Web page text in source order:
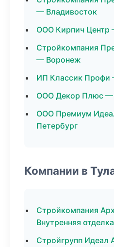
— Владивосток
ООО Кирпич Центр
Стройкомпания
— Воронеж
ИП Классик Профи
ООО Декор Плюс —
ООО Премиум
Петербург
Компании в
Стройкомпания
Внутренняя отделка
Стройгрупп Идеал